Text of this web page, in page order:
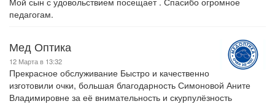
педагогам.
Мед Оптика
12 Марта в 13:32
Прекрасное обслуживание Быстро и качественно
изготовили очки, большая благодарность Симоновой Аните
Владимировне за её внимательность и скурпулёзность